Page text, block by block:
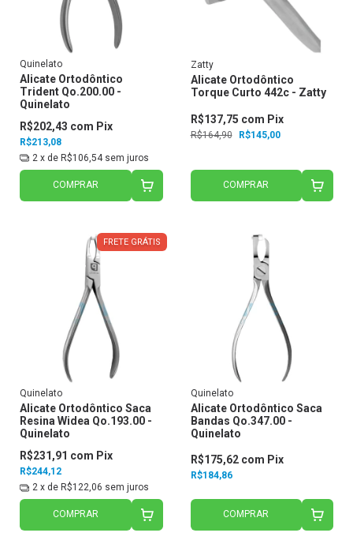
Quinelato
Alicate Ortodôntico
Trident Qo.200.00 -
Quinelato
R$213,08
R$202,43 com Pix
2 x de R$106,54 sem juros
COMPRAR
Zatty
Alicate Ortodôntico
Torque Curto 442c - Zatty
R$164,90 R$145,00
R$137,75 com Pix
COMPRAR
FRETE GRÁTIS
Quinelato
Alicate Ortodôntico Saca
Resina Widea Qo.193.00 -
Quinelato
R$244,12
R$231,91 com Pix
2 x de R$122,06 sem juros
COMPRAR
Quinelato
Alicate Ortodôntico Saca
Bandas Qo.347.00 -
Quinelato
R$184,86
R$175,62 com Pix
COMPRAR